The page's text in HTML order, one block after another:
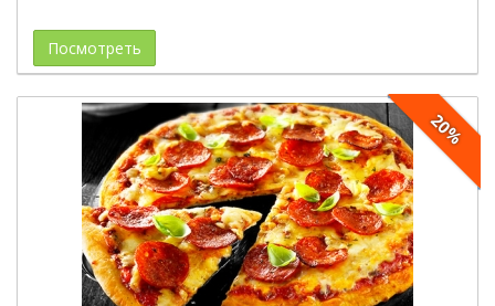
Посмотреть
20%